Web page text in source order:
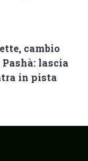
cambio
lascia
in pista